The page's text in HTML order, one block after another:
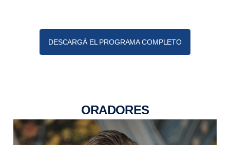
DESCARGÁ EL PROGRAMA COMPLETO
ORADORES